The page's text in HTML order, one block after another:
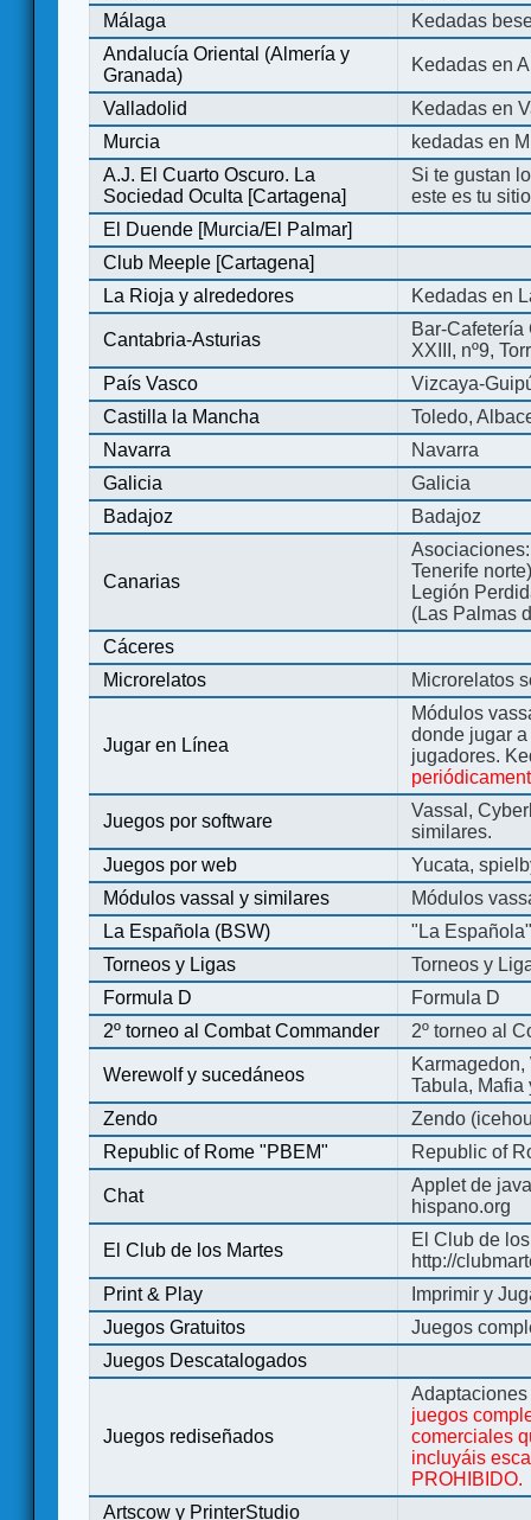
Málaga
Kedadas
Andalucía Oriental (Almería y
Granada)
Kedadas en
Valladolid
Kedadas en
Murcia
kedadas en
A.J. El Cuarto Oscuro. La
Sociedad Oculta [Cartagena]
Si te gustan
este es tu
El Duende [Murcia/El Palmar]
Club Meeple [Cartagena]
La Rioja y alrededores
Kedadas en
Cantabria-Asturias
Bar-
XXIII, nº9,
País Vasco
Vizcaya-
Castilla la Mancha
Toledo,
Navarra
Navarra
Galicia
Galicia
Badajoz
Badajoz
Canarias
Tenerife
Legión
(Las Palmas
Cáceres
Microrelatos
Microrelatos
Jugar en Línea
Módulos
donde jugar
jugadores.
Juegos por software
Vassal,
similares.
Juegos por web
Yucata,
Módulos vassal y similares
Módulos
La Española (BSW)
"La
Torneos y Ligas
Torneos y
Formula D
Formula D
2º torneo al Combat Commander
2º torneo al
Werewolf y sucedáneos
Tabula, Mafia
Zendo
Zendo
Republic of Rome "PBEM"
Republic of
Chat
Applet de
hispano.org
El Club de los Martes
El Club de
http://
Print & Play
Imprimir y
Juegos Gratuitos
Juegos
Juegos Descatalogados
Juegos rediseñados
juegos
comerciales
incluyáis
PROHIBIDO.
Artscow y PrinterStudio